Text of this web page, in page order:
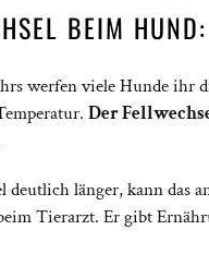
BEIM
werfen viele Hunde ihr
Der
deutlich länger, kann das
Tierarzt. Er gibt